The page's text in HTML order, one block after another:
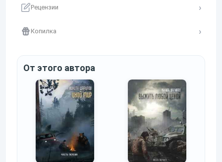
Рецензии
Копилка
От этого автора